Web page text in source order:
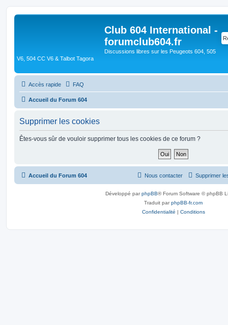
Club 604 International -
forumclub604.fr
Discussions libres sur les Peugeots 604, 505
V6, 504 CC V6 & Talbot Tagora
Accès rapide FAQ
Accueil du Forum 604
Supprimer les cookies
Êtes-vous sûr de vouloir supprimer tous les cookies de ce forum ?
Accueil du Forum 604 Supprimer
Nous contacter
Développé parphpBB® Forum Software © phpBB
Traduit parphpBB-fr.com
Confidentialité | Conditions